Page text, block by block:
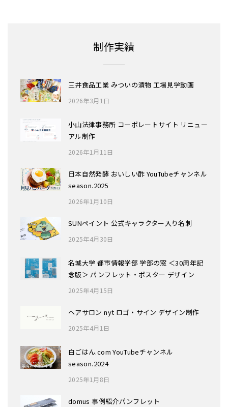
制作実績
三井食品工業 みついの漬物 工場見学動画
2026年3月1日
小山法律事務所 コーポレートサイト リニュー
アル制作
2026年1月11日
日本自然発酵 おいしい酢 YouTubeチャンネル
season.2025
2026年1月10日
SUNペイント 公式キャラクター入り名刺
2025年4月30日
名城大学 都市情報学部 学部の窓 ＜30周年記
念版＞ パンフレット・ポスター デザイン
2025年4月15日
ヘアサロン nyt ロゴ・サイン デザイン制作
2025年4月1日
白ごはん.com YouTubeチャンネル
season.2024
2025年1月8日
domus 事例紹介パンフレット